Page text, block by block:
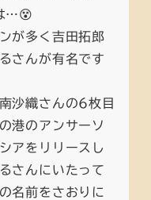
…😵
が多く吉田拓郎
さんが有名です
沙織さんの6枚目
港のアンサーソ
アをリリースし
さんにいたって
名前をさおりに